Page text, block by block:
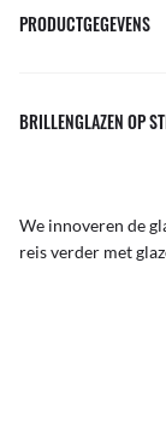
PRODUCTGEGEVENS
BRILLENGLAZEN OP
We innoveren de
reis verder met